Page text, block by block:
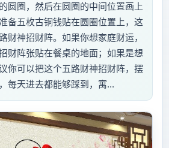
圆圈，然后在圆圈的中间位置画上
备五枚古铜钱贴在圆圈位置上，这
财神招财阵。如果你想家庭财运，
财阵张贴在餐桌的地面；如果是想
你可以把这个五路财神招财阵，摆
每天进去都能够踩到，寓...